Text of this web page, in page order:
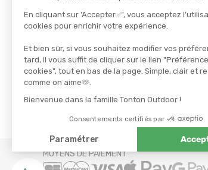
TROUVER UN MAGASIN
CONTACTEZ-NOUS
LES +
Les
NOS
MOYENS DE PAIEMENT